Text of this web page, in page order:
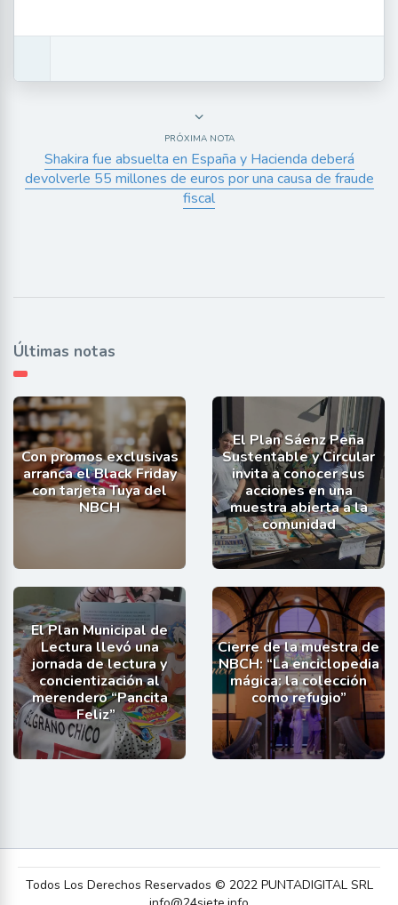
PRÓXIMA NOTA
Shakira fue absuelta en España y Hacienda deberá
devolverle 55 millones de euros por una causa de fraude
fiscal
Últimas notas
Con promos exclusivas
arranca el Black Friday
con tarjeta Tuya del
NBCH
El Plan Sáenz Peña
Sustentable y Circular
invita a conocer sus
acciones en una
muestra abierta a la
comunidad
El Plan Municipal de
Lectura llevó una
jornada de lectura y
concientización al
merendero “Pancita
Feliz”
Cierre de la muestra de
NBCH: “La enciclopedia
mágica: la colección
como refugio”
Todos Los Derechos Reservados © 2022 PUNTADIGITAL SRL